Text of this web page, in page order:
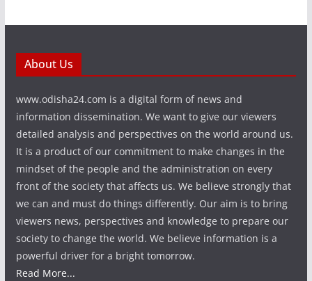
About Us
www.odisha24.com is a digital form of news and
information dissemination. We want to give our viewers
detailed analysis and perspectives on the world around us.
It is a product of our commitment to make changes in the
mindset of the people and the administration on every
front of the society that affects us. We believe strongly that
we can and must do things differently. Our aim is to bring
viewers news, perspectives and knowledge to prepare our
society to change the world. We believe information is a
powerful driver for a bright tomorrow.
Read More...